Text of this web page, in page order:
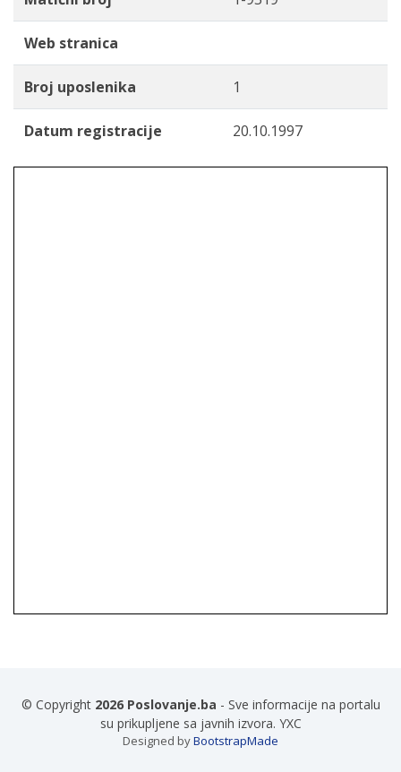
Web stranica
Broj uposlenika 1
Datum registracije 20.10.1997
© Copyright 2026 Poslovanje.ba - Sve informacije na portalu
su prikupljene sa javnih izvora. YXC
Designed byBootstrapMade